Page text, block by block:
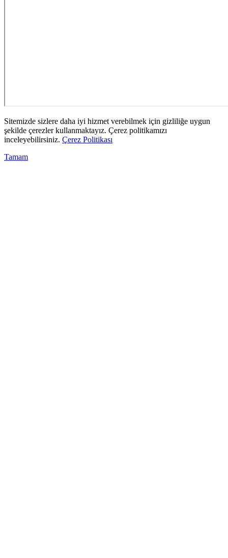
Sitemizde sizlere daha iyi hizmet verebilmek için gizliliğe uygun
şekilde çerezler kullanmaktayız. Çerez politikamızı
inceleyebilirsiniz. Çerez Politikası
Tamam